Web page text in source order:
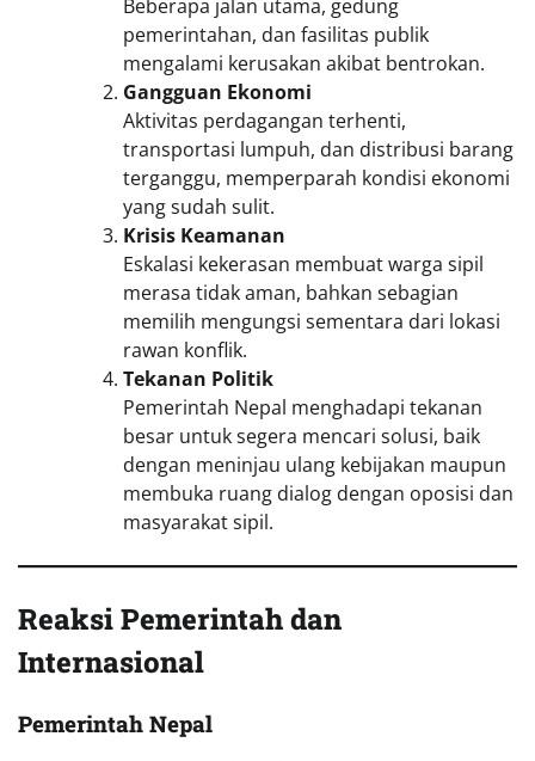
Beberapa jalan utama, gedung
pemerintahan, dan fasilitas publik
mengalami kerusakan akibat bentrokan.
Gangguan Ekonomi
Aktivitas perdagangan terhenti,
transportasi lumpuh, dan distribusi barang
terganggu, memperparah kondisi ekonomi
yang sudah sulit.
Krisis Keamanan
Eskalasi kekerasan membuat warga sipil
merasa tidak aman, bahkan sebagian
memilih mengungsi sementara dari lokasi
rawan konflik.
Tekanan Politik
Pemerintah Nepal menghadapi tekanan
besar untuk segera mencari solusi, baik
dengan meninjau ulang kebijakan maupun
membuka ruang dialog dengan oposisi dan
masyarakat sipil.
Reaksi Pemerintah dan
Internasional
Pemerintah Nepal